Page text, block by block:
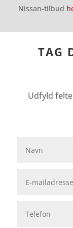
Nissan-tilbud
TAG
Udfyld